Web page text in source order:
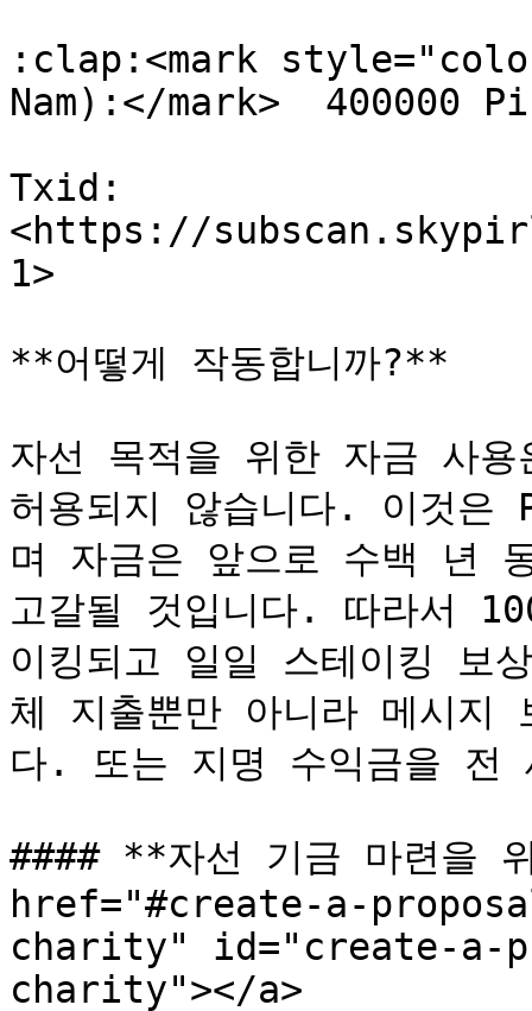
:clap:<mark
Nam):</mark>  400000
Txid:
<https://
1>
**어떻게 작동합니까?**
자선 목적을 위한 자금 사
허용되지 않습니다. 이것
며 자금은 앞으로 수백 년
고갈될 것입니다. 따라서
이킹되고 일일 스테이킹
체 지출뿐만 아니라 메시지
다. 또는 지명 수익금을 전
#### **자선 기금 마련을
href="#create-a-
charity" id="create-a-
charity"></a>